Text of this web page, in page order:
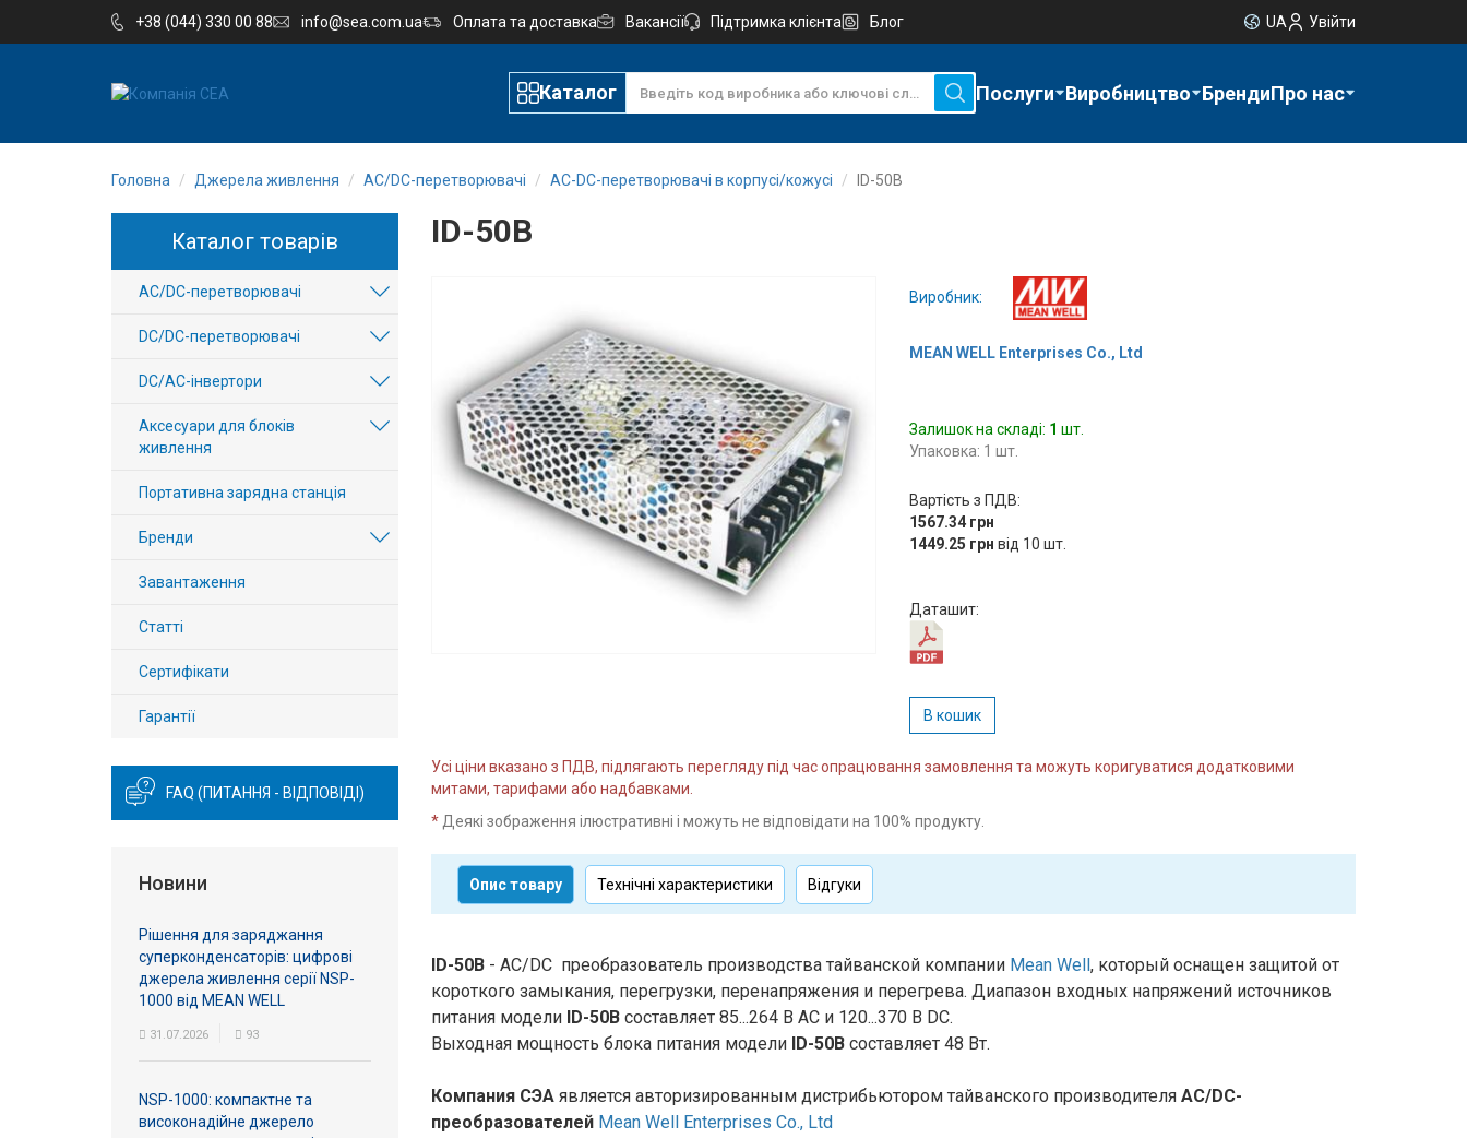
+38 (044) 330 00 88 info@sea.com.ua Оплата та доставка Вакансії Підтримка клієнта Блог UA Увійти
Каталог Послуги Виробництво БрендиПро нас
Компанія
Виробництво
Вакансії
авторизація
Доставка
Підтримка
Головна Джерела живлення AC/DC-перетворювачі AC-DC-перетворювачі в корпусі/кожусі ID-50B
ID-50B
Виробник:
MEAN WELL Enterprises Co., Ltd
Залишок на складі: 1 шт.
Упаковка: 1 шт.
Вартість з ПДВ:
1567.34 грн
1449.25 грн від 10 шт.
Даташит:
В кошик
Усі ціни вказано з ПДВ, підлягають перегляду під час опрацювання замовлення та можуть коригуватися додатковими
митами, тарифами або надбавками.
* Деякі зображення ілюстративні і можуть не відповідати на 100% продукту.
Опис товару Технічні характеристики Відгуки
ID-50B- AC/DC преобразователь производства тайванской компании Mean Well, который оснащен защитой от
короткого замыкания, перегрузки, перенапряжения и перегрева. Диапазон входных напряжений источников
питания модели ID-50Bсоставляет 85...264 В AC и 120...370 В DC.
Выходная мощность блока питания модели ID-50Bсоставляет 48 Вт.
Компания СЭАявляется авторизированным дистрибьютором тайванского производителя AC/DC-
преобразователей Mean Well Enterprises Co., Ltd
Каталог товарів
AC/DC-перетворювачі
DC/DC-перетворювачі
DC/AC-інвертори
Аксесуари для блоків
живлення
Портативна зарядна станція
Бренди
Завантаження
Статті
Сертифікати
Гарантії
FAQ (ПИТАННЯ - ВІДПОВІДІ)
Новини
Рішення для заряджання
суперконденсаторів: цифрові
джерела живлення серії NSP-
1000 від MEAN WELL
31.07.2026 93
NSP-1000: компактне та
високонадійне джерело